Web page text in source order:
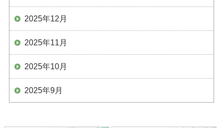
2025年12月
2025年11月
2025年10月
2025年9月